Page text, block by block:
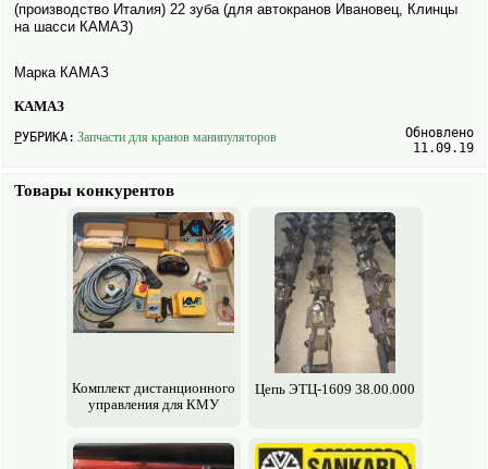
(производство Италия) 22 зуба (для авто­кранов Ивановец, Клинцы
на шасси КАМАЗ)
Марка КАМАЗ
КАМАЗ
РУБРИКА: Запчасти для кранов манипуляторов
Обновлено
11.09.19
Товары конкурентов
Комплект дистанционного
управления для КМУ
Цепь ЭТЦ-1609 38.00.000